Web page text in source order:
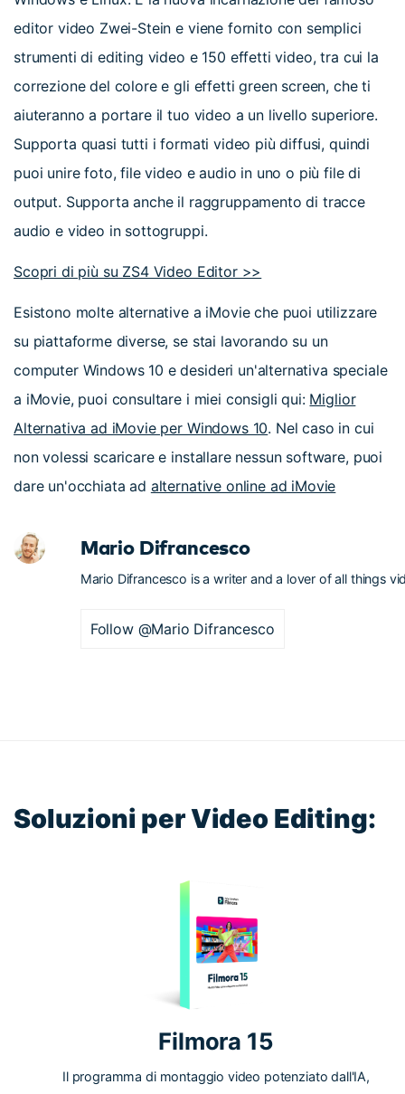
editor video Zwei-Stein e viene fornito con semplici
strumenti di editing video e 150 effetti video, tra cui la
correzione del colore e gli effetti green screen, che ti
aiuteranno a portare il tuo video a un livello superiore.
Supporta quasi tutti i formati video più diffusi, quindi
puoi unire foto, file video e audio in uno o più file di
output. Supporta anche il raggruppamento di tracce
audio e video in sottogruppi.
Scopri di più su ZS4 Video Editor >>
Esistono molte alternative a iMovie che puoi utilizzare
su piattaforme diverse, se stai lavorando su un
computer Windows 10 e desideri un'alternativa speciale
a iMovie, puoi consultare i miei consigli qui: Miglior
Alternativa ad iMovie per Windows 10. Nel caso in cui
non volessi scaricare e installare nessun software, puoi
dare un'occhiata ad alternative online ad iMovie
Mario Difrancesco
Mario Difrancesco is a writer and a lover of all things
Follow @Mario Difrancesco
Soluzioni per Video Editing:
Filmora 15
Il programma di montaggio video potenziato dall'IA,